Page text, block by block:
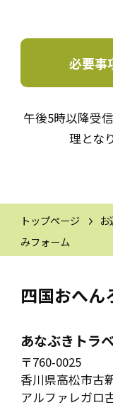
必要事
午後5時以降受
理とな
トップページ
みフォーム
四国おへ
あなぶきトラ
〒760-0025
香川県高松市古
アルファレガロ